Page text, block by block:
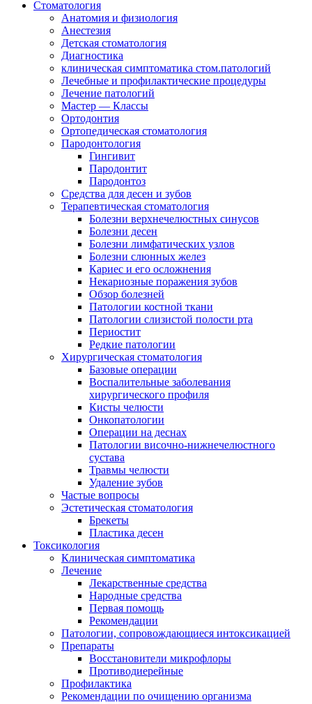
Стоматология
Анатомия и физиология
Анестезия
Детская стоматология
Диагностика
клиническая симптоматика стом.патологий
Лечебные и профилактические процедуры
Лечение патологий
Мастер — Классы
Ортодонтия
Ортопедическая стоматология
Пародонтология
Гингивит
Пародонтит
Пародонтоз
Средства для десен и зубов
Терапевтическая стоматология
Болезни верхнечелюстных синусов
Болезни десен
Болезни лимфатических узлов
Болезни слюнных желез
Кариес и его осложнения
Некариозные поражения зубов
Обзор болезней
Патологии костной ткани
Патологии слизистой полости рта
Периостит
Редкие патологии
Хирургическая стоматология
Базовые операции
Воспалительные заболевания
хирургического профиля
Кисты челюсти
Онкопатологии
Операции на деснах
Патологии височно-нижнечелюстного
сустава
Травмы челюсти
Удаление зубов
Частые вопросы
Эстетическая стоматология
Брекеты
Пластика десен
Токсикология
Клиническая симптоматика
Лечение
Лекарственные средства
Народные средства
Первая помощь
Рекомендации
Патологии, сопровождающиеся интоксикацией
Препараты
Восстановители микрофлоры
Противодиерейные
Профилактика
Рекомендации по очищению организма